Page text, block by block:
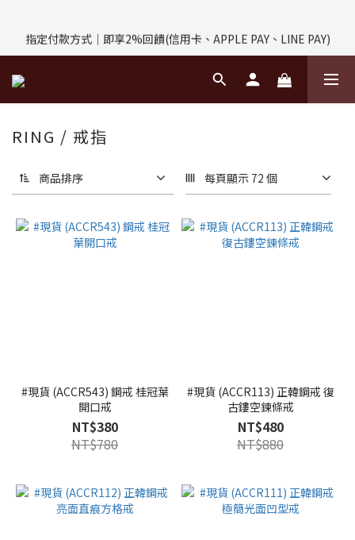
金
評價回饋｜訂單完成後7天內填寫5字以上評價，即可獲得$30購物
RING / 戒指
商品排序 每頁顯示 72 個
#現貨 (ACCR543) 鋼戒 桂冠葉
開口戒
NT$380
NT$780
#現貨 (ACCR113) 正韓鋼戒 復
古鏤空鍊條戒
NT$480
NT$880